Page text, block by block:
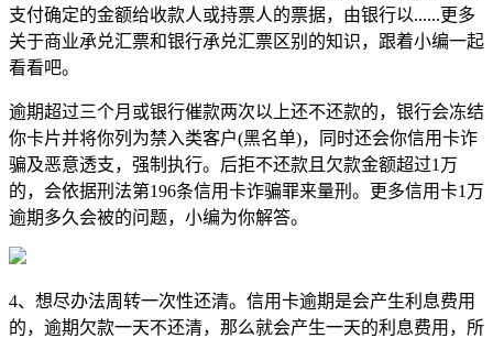
支付确定的金额给收款人或持票人的票据，由银行以......更多
关于商业承兑汇票和银行承兑汇票区别的知识，跟着小编一起
看看吧。
逾期超过三个月或银行催款两次以上还不还款的，银行会冻结
你卡片并将你列为禁入类客户(黑名单)，同时还会你信用卡诈
骗及恶意透支，强制执行。后拒不还款且欠款金额超过1万
的，会依据刑法第196条信用卡诈骗罪来量刑。更多信用卡1万
逾期多久会被的问题，小编为你解答。
4、想尽办法周转一次性还清。信用卡逾期是会产生利息费用
的，逾期欠款一天不还清，那么就会产生一天的利息费用，所